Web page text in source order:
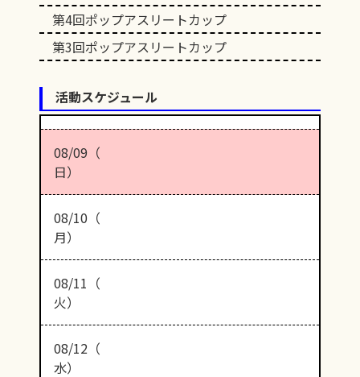
第4回ポップアスリートカップ
第3回ポップアスリートカップ
活動スケジュール
08/09（
日）
08/10（
月）
08/11（
火）
08/12（
水）